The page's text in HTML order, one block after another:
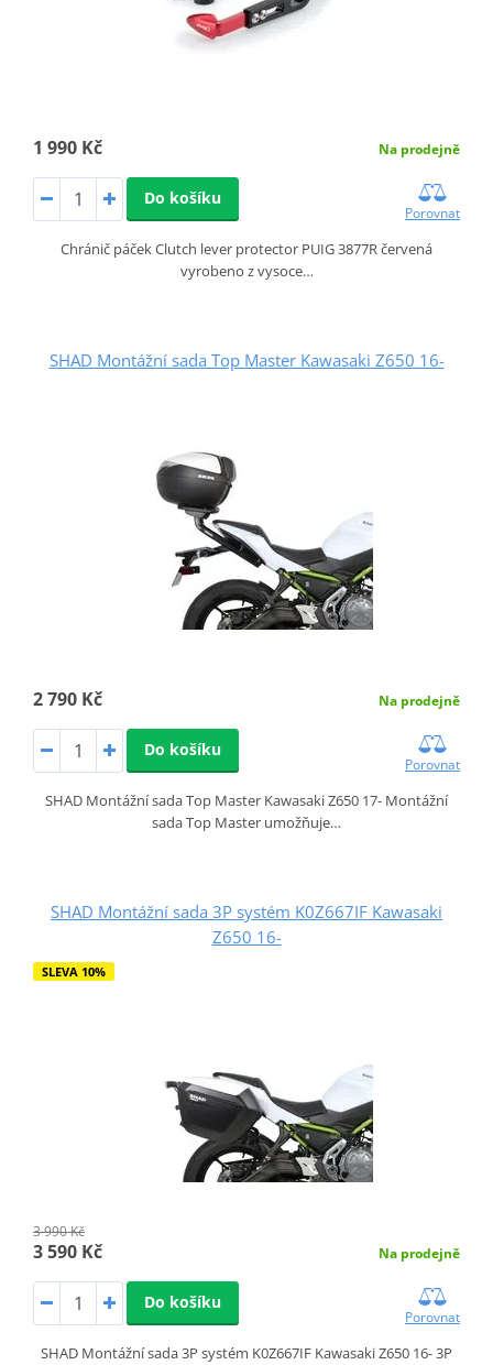
1 990 Kč Na prodejně
Do košíku
Porovnat
Chránič páček Clutch lever protector PUIG 3877R červená
vyrobeno z vysoce…
SHAD Montážní sada Top Master Kawasaki Z650 16-
2 790 Kč Na prodejně
Do košíku
Porovnat
SHAD Montážní sada Top Master Kawasaki Z650 17- Montážní
sada Top Master umožňuje…
SHAD Montážní sada 3P systém K0Z667IF Kawasaki
Z650 16-
SLEVA 10%
3 990 Kč
3 590 Kč Na prodejně
Do košíku
Porovnat
SHAD Montážní sada 3P systém K0Z667IF Kawasaki Z650 16- 3P